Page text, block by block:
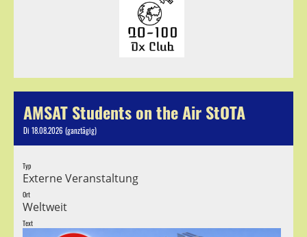
AMSAT Students on the Air StOTA
Di 18.08.2026 (ganztägig)
Typ
Externe Veranstaltung
Ort
Weltweit
Text